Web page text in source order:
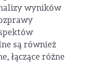
wyników
są również
łączące różne